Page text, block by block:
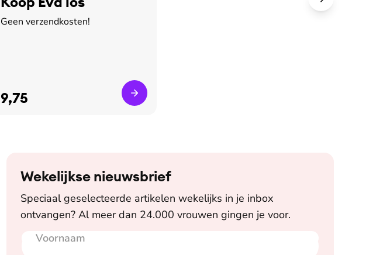
Geen verzendkosten!
9,75
Wekelijkse nieuwsbrief
Speciaal geselecteerde artikelen wekelijks in je inbox
ontvangen? Al meer dan 24.000 vrouwen gingen je voor.
Voornaam
E-mailadres